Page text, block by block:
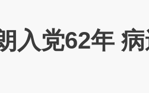
入党62年